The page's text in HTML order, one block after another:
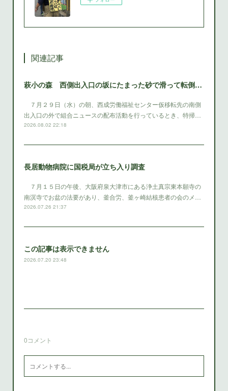
関連記事
萩小の森 西側出入口の坂にたまった砂で滑って転倒 西成区役所は早急に砂を除去する対策をとること
７月２９日（水）の朝、西成労働福祉センター仮移転先の南側
出入口の外で組合ニュースの配布活動を行っているとき、特掃…
2026.08.02 22:18
長居動物病院に国税局が立ち入り調査
７月１５日の午後、大阪府泉大津市にある浄土真宗東本願寺の
南溟寺でお盆の法要があり、釜合労、釜ヶ崎結核患者の会のメ…
2026.07.26 21:37
この記事は表示できません
2026.07.20 23:48
0コメント